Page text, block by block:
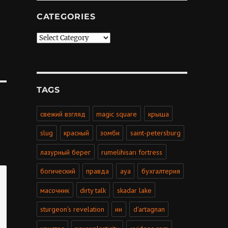
CATEGORIES
Categories
TAGS
свежий взгляд magic square крыша
slug красный зомби saint-petersburg
лазурный берег rumelihisarı fortress
богический правда aya бухгалтерия
масочник dirty talk skadar lake
sturgeon's revelation ии d'artagnan